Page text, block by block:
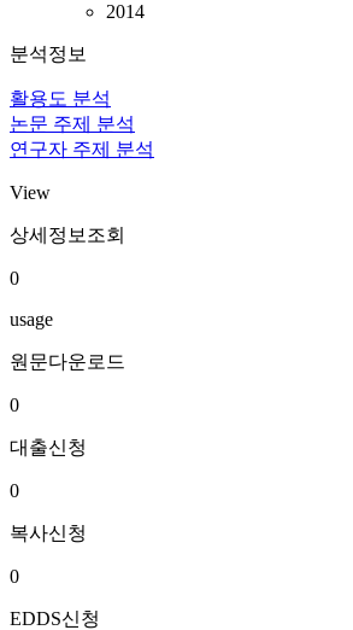
2014
분석정보
활용도 분석
논문 주제 분석
연구자 주제 분석
View
상세정보조회
0
usage
원문다운로드
0
대출신청
0
복사신청
0
EDDS신청